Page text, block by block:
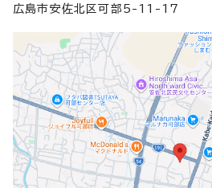
広島市安佐北区可部5-11-17